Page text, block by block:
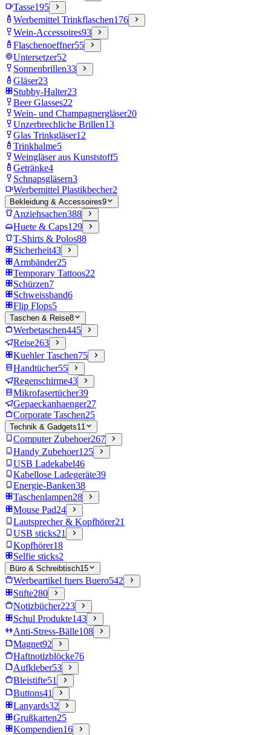
Tasse195
Werbemittel Trinkflaschen176
Wein-Accessoires93
Flaschenoeffner55
Untersetzer52
Sonnenbrillen33
Gläser23
Stubby-Halter23
Beer Glasses22
Wein- und Champagnergläser20
Unzerbrechliche Brillen13
Glas Trinkgläser12
Trinkhalme5
Weingläser aus Kunststoff5
Getränke4
Schnapsgläsern3
Werbemittel Plastikbecher2
Bekleidung & Accessoires9
Anziehsachen388
Huete & Caps129
T-Shirts & Polos88
Sicherheit43
Armbänder25
Temporary Tattoos22
Schürzen7
Schweissband6
Flip Flops5
Taschen & Reise8
Werbetaschen445
Reise263
Kuehler Taschen75
Handtücher55
Regenschirme43
Mikrofasertücher39
Gepaeckanhaenger27
Corporate Taschen25
Technik & Gadgets11
Computer Zubehoer267
Handy Zubehoer125
USB Ladekabel46
Kabellose Ladegeräte39
Energie-Banken38
Taschenlampen28
Mouse Pad24
Lautsprecher & Kopfhörer21
USB sticks21
Kopfhörer18
Selfie sticks2
Büro & Schreibtisch15
Werbeartikel fuers Buero542
Stifte280
Notizbücher223
Schul Produkte143
Anti-Stress-Bälle108
Magnet92
Haftnotizblöcke76
Aufkleber53
Bleistifte51
Buttons41
Lanyards32
Grußkarten25
Kompendien16